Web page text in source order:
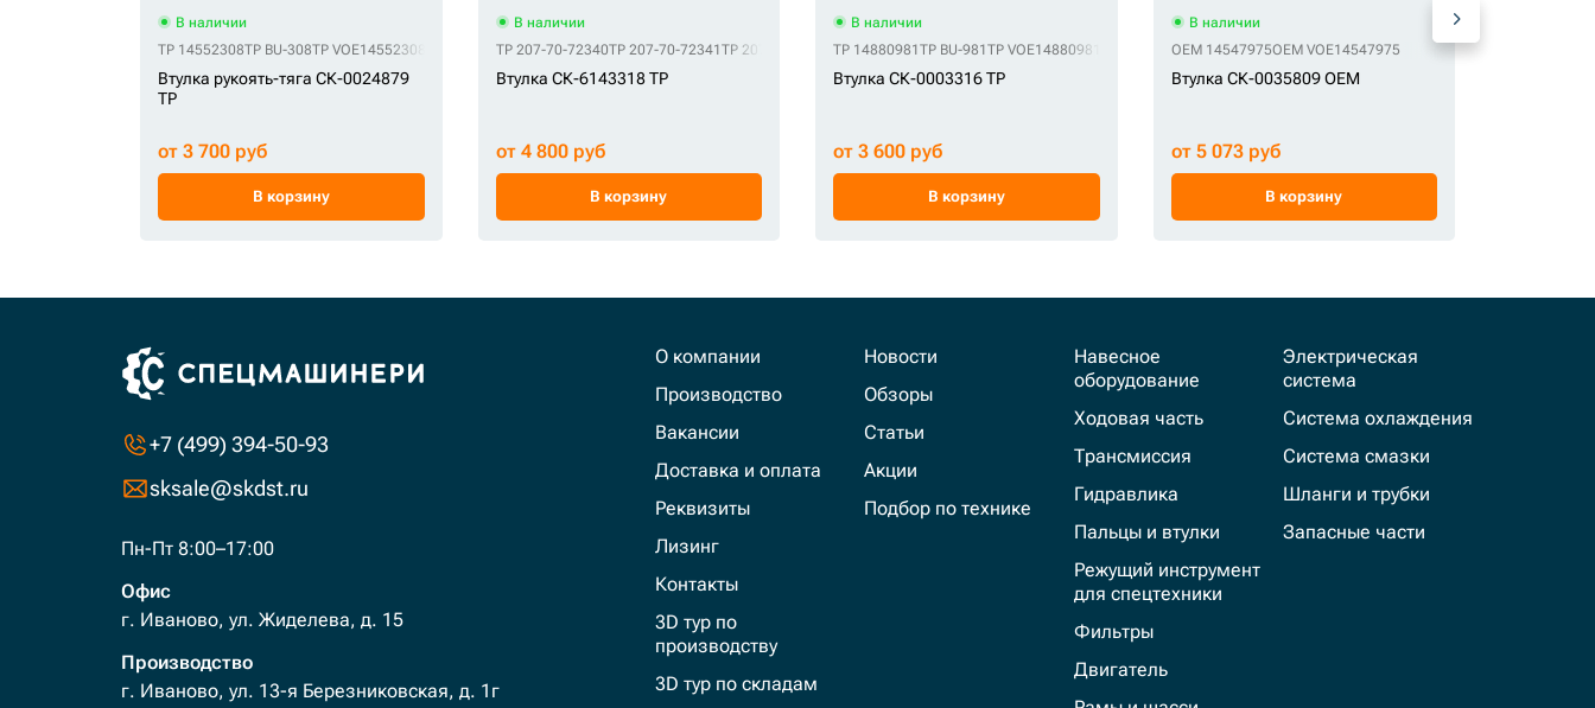
В наличии
TP 14552308TP BU-308TP VOE14552308
Втулка рукоять-тяга СК-0024879
TP
от 3 700 руб
В корзину
В наличии
TP 207-70-72340TP 207-70-72341 TP 207-70-72440
Втулка СК-6143318 TP
от 4 800 руб
В корзину
В наличии
TP 14880981 TP BU-981 TP VOE14880981
Втулка СК-0003316 TP
от 3 600 руб
В корзину
В наличии
OEM 14547975OEM VOE14547975
Втулка СК-0035809 OEM
от 5 073 руб
В корзину
+7 (499) 394-50-93
sksale@skdst.ru
Пн-Пт 8:00–17:00
Офис
г. Иваново, ул. Жиделева, д. 15
Производство
г. Иваново, ул. 13-я Березниковская, д. 1г
О компании
Производство
Вакансии
Доставка и оплата
Реквизиты
Лизинг
Контакты
3D тур по
производству
3D тур по складам
Новости
Обзоры
Статьи
Акции
Подбор по технике
Навесное
оборудование
Ходовая часть
Трансмиссия
Гидравлика
Пальцы и втулки
Режущий инструмент
для спецтехники
Фильтры
Двигатель
Электрическая
система
Система охлаждения
Система смазки
Шланги и трубки
Запасные части